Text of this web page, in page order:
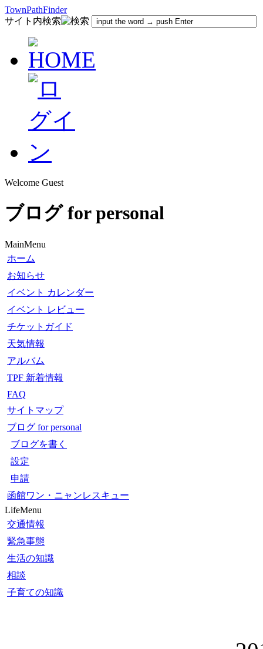
TownPathFinder
サイト内検索
Welcome Guest
ブログ for personal
MainMenu
ホーム
お知らせ
イベント カレンダー
イベント レビュー
チケットガイド
天気情報
アルバム
TPF 新着情報
FAQ
サイトマップ
ブログ for personal
ブログを書く
設定
申請
函館ワン・ニャンレスキュー
LifeMenu
交通情報
緊急事態
生活の知識
相談
子育ての知識